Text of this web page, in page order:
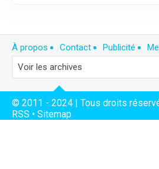
À propos Contact Publicité
© 2011 - 2024 | Tous droits
RSS • Sitemap